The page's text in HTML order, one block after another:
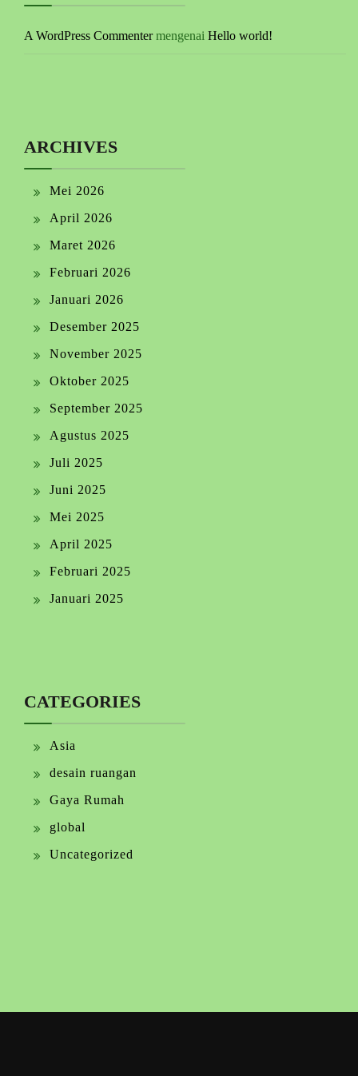
A WordPress Commentermengenai Hello world!
ARCHIVES
Mei 2026
April 2026
Maret 2026
Februari 2026
Januari 2026
Desember 2025
November 2025
Oktober 2025
September 2025
Agustus 2025
Juli 2025
Juni 2025
Mei 2025
April 2025
Februari 2025
Januari 2025
CATEGORIES
Asia
desain ruangan
Gaya Rumah
global
Uncategorized